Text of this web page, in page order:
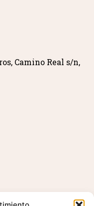
Camino Real s/n,